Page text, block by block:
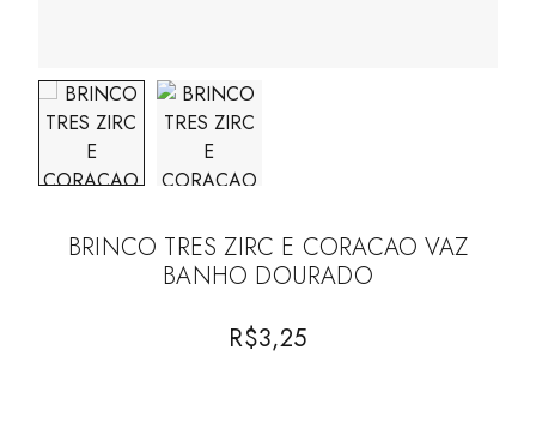
BRINCO TRES ZIRC E CORACAO VAZ
BANHO DOURADO
R$3,25